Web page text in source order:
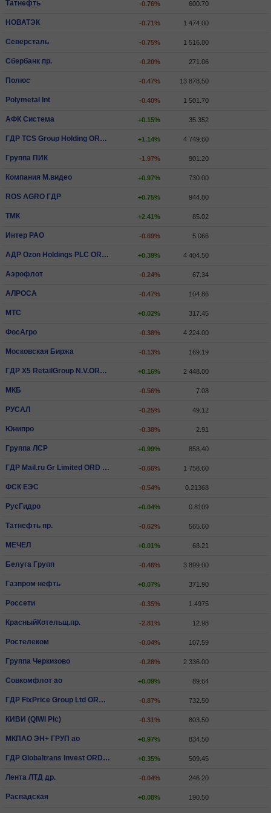
Татнефть -0.76% 600.70
НОВАТЭК -0.71% 1 474.00
Северсталь -0.75% 1 516.80
Сбербанк пр. -0.20% 271.06
Полюс -0.47% 13 878.50
Polymetal Int -0.40% 1 501.70
АФК Система +0.15% 35.352
ГДР TCS Group Holding ORD SHS +1.14% 4 749.60
Группа ПИК -1.97% 901.20
Компания М.видео +0.97% 730.00
ROS AGRO ГДР +0.75% 944.80
ТМК +2.41% 85.02
Интер РАО -0.69% 5.066
АДР Ozon Holdings PLC ORD SHS +0.39% 4 404.50
Аэрофлот -0.24% 67.34
АЛРОСА -0.47% 104.86
МТС +0.02% 317.45
ФосАгро -0.38% 4 224.00
Московская Биржа -0.13% 169.19
ГДР X5 RetailGroup N.V.ORD SHS +0.16% 2 448.00
МКБ -0.56% 7.08
РУСАЛ -0.25% 49.12
Юнипро -0.38% 2.91
Группа ЛСР +0.99% 858.40
ГДР Mail.ru Gr Limited ORD SHS -0.66% 1 758.60
ФСК ЕЭС -0.54% 0.21368
РусГидро +0.04% 0.8109
Татнефть пр. -0.62% 565.60
МЕЧЕЛ +0.01% 68.21
Белуга Групп -0.46% 3 899.00
Газпром нефть +0.07% 371.90
Россети -0.35% 1.4975
КрасныйКотельщ.пр. -2.81% 12.98
Ростелеком -0.04% 107.59
Группа Черкизово -0.28% 2 336.00
Совкомфлот ао +0.09% 89.64
ГДР FixPrice Group Ltd ORD SHS -0.87% 732.50
КИВИ (QIWI Plc) -0.31% 803.50
МКПАО ЭН+ ГРУП ао +0.97% 834.50
ГДР Globaltrans Invest ORD SHS +0.35% 509.45
Лента ЛТД др. -0.04% 246.20
Распадская +0.08% 190.50